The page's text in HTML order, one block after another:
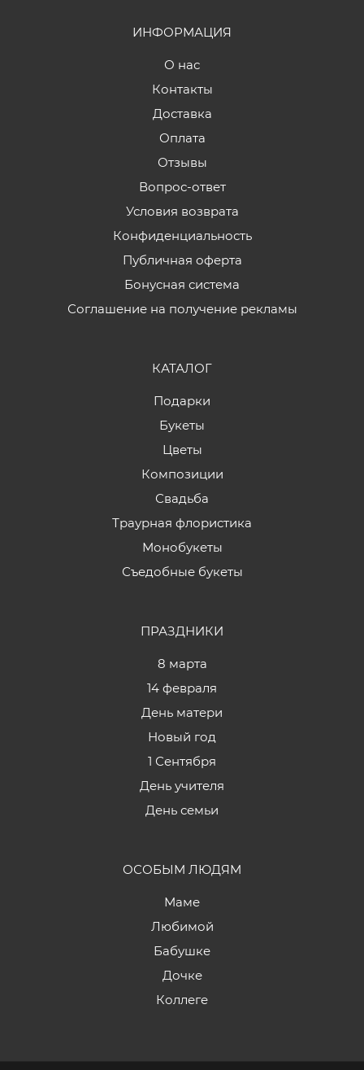
ИНФОРМАЦИЯ
О нас
Контакты
Доставка
Оплата
Отзывы
Вопрос-ответ
Условия возврата
Конфиденциальность
Публичная оферта
Бонусная система
Соглашение на получение рекламы
КАТАЛОГ
Подарки
Букеты
Цветы
Композиции
Свадьба
Траурная флористика
Монобукеты
Съедобные букеты
ПРАЗДНИКИ
8 марта
14 февраля
День матери
Новый год
1 Сентября
День учителя
День семьи
ОСОБЫМ ЛЮДЯМ
Маме
Любимой
Бабушке
Дочке
Коллеге